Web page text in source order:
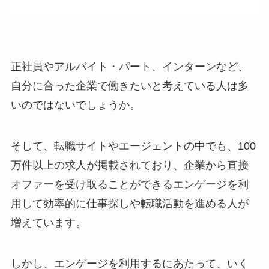
正社員やアルバイト・パート、インターンなど、
自分に合った企業で働きたいと考えている人は多
いのではないでしょうか。
そして、転職サイトやエージェントの中でも、100
万件以上の求人が掲載されており、企業から直接
オファーを受け取ることができるエンゲージを利
用して効率的に仕事探しや転職活動を進める人が
増えています。
しかし、エンゲージを利用するにあたって、いく